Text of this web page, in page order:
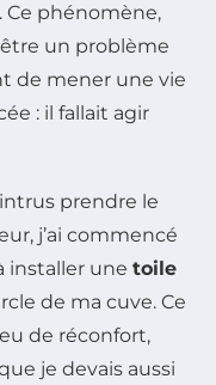
Ce phénomène,
un problème
de mener une vie
: il fallait agir
prendre le
j’ai commencé
installer une toile
de ma cuve. Ce
de réconfort,
je devais aussi